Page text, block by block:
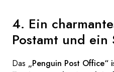
4. Ein
Postamt und ein
Das „Penguin Post Office“